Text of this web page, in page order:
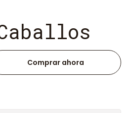
Comprar ahora